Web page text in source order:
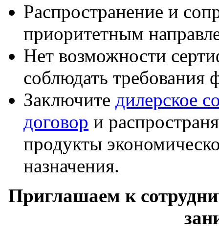
Распространение и
приоритетным
Нет возможности
соблюдать
Заключите дилерское
договор и
продукты
назначения.
Приглашаем к